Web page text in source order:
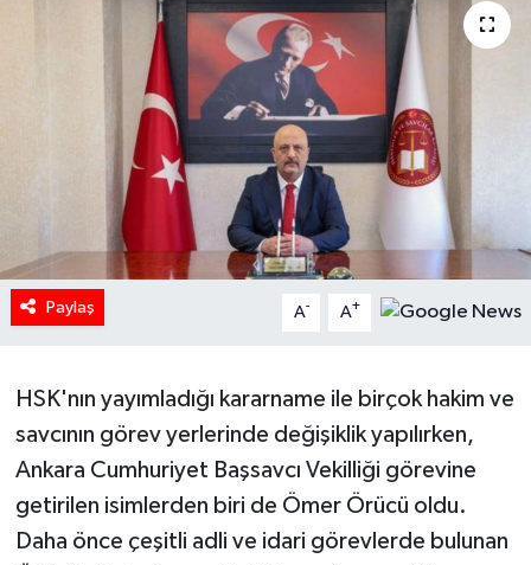
Paylaş A- A+
HSK'nın yayımladığı kararname ile birçok hakim ve
savcının görev yerlerinde değişiklik yapılırken,
Ankara Cumhuriyet Başsavcı Vekilliği görevine
getirilen isimlerden biri de Ömer Örücü oldu.
Daha önce çeşitli adli ve idari görevlerde bulunan
POLİTİKA
RESMİ İLANLAR
SAĞLIK
Spor
Teknoloji
Türkiye